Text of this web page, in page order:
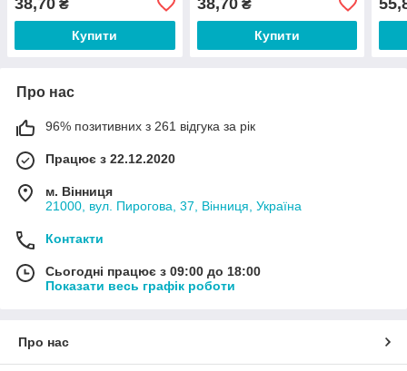
₴
Купити
₴
Купити
Про нас
96% позитивних з 261 відгука за рік
Працює з 22.12.2020
м. Вінниця
21000, вул. Пирогова, 37, Вінниця, Україна
Контакти
Сьогодні працює з 09:00 до 18:00
Показати весь графік роботи
Про нас